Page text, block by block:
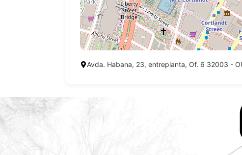
Avda. Habana, 23, entreplanta, Of. 6 32003 -